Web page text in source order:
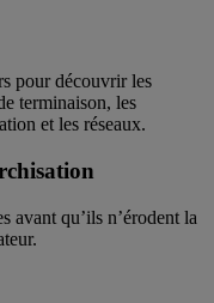
pour découvrir les
terminaison, les
et les réseaux.
avant qu’ils n’érodent la